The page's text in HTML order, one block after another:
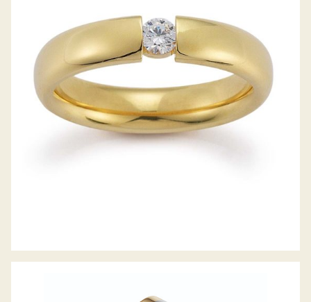
GERSTNER TRAURINGE